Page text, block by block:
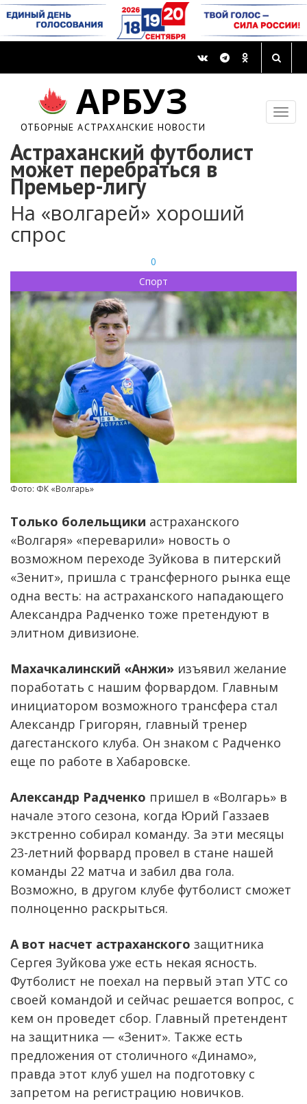
АРБУЗ
ОТБОРНЫЕ АСТРАХАНСКИЕ НОВОСТИ
Астраханский футболист
может перебраться в
Премьер-лигу
На «волгарей» хороший
спрос
0
Спорт
Фото: ФК «Волгарь»
Только болельщики астраханского
«Волгаря» «переварили» новость о
возможном переходе Зуйкова в питерский
«Зенит», пришла с трансферного рынка еще
одна весть: на астраханского нападающего
Александра Радченко тоже претендуют в
элитном дивизионе.
Махачкалинский «Анжи» изъявил желание
поработать с нашим форвардом. Главным
инициатором возможного трансфера стал
Александр Григорян, главный тренер
дагестанского клуба. Он знаком с Радченко
еще по работе в Хабаровске.
Александр Радченко пришел в «Волгарь» в
начале этого сезона, когда Юрий Газзаев
экстренно собирал команду. За эти месяцы
23-летний форвард провел в стане нашей
команды 22 матча и забил два гола.
Возможно, в другом клубе футболист сможет
полноценно раскрыться.
А вот насчет астраханского защитника
Сергея Зуйкова уже есть некая ясность.
Футболист не поехал на первый этап УТС со
своей командой и сейчас решается вопрос, с
кем он проведет сбор. Главный претендент
на защитника — «Зенит». Также есть
предложения от столичного «Динамо»,
правда этот клуб ушел на подготовку с
запретом на регистрацию новичков.